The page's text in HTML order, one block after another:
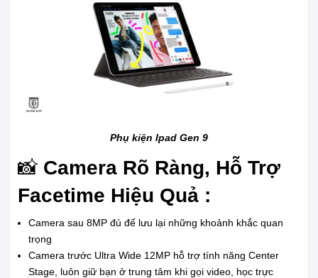
Phụ kiện Ipad Gen 9
📸 Camera Rõ Ràng, Hỗ Trợ
Facetime Hiệu Quả :
Camera sau 8MP đủ để lưu lại những khoảnh khắc quan
trọng
Camera trước Ultra Wide 12MP hỗ trợ tính năng Center
Stage, luôn giữ bạn ở trung tâm khi gọi video, học trực